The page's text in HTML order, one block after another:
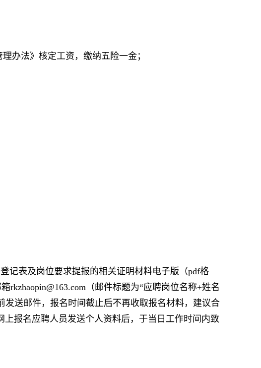
办法》核定工资，缴纳五险一金；
表及岗位要求提报的相关证明材料电子版（pdf格
（邮件标题为“应聘岗位名称+姓名
发送邮件，报名时间截止后不再收取报名材料，建议合
报名应聘人员发送个人资料后，于当日工作时间内致